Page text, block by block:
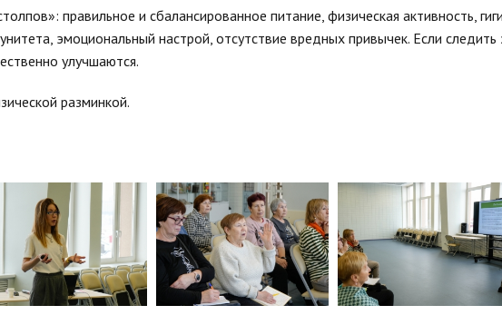
правильное и сбалансированное питание, физическая активность,
эмоциональный настрой, отсутствие вредных привычек. Если следить
улучшаются.
разминкой.